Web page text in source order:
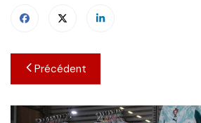
Navigation
de
Précédent